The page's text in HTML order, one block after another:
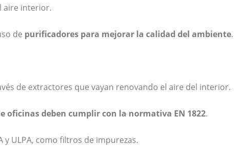
aire interior.
de purificadores para mejorar la calidad del ambiente.
de extractores que vayan renovando el aire del interior.
oficinas deben cumplir con la normativa EN 1822.
ULPA, como filtros de impurezas.